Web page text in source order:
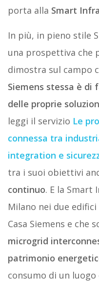
porta alla Smart
In più, in pieno stile
una prospettiva che
dimostra sul campo
Siemens stessa è di
delle proprie
leggi il servizio Le
connessa tra
integration e
tra i suoi obiettivi
continuo. E la Smart
Milano nei due
Casa Siemens e che
microgrid
patrimonio
consumo di un